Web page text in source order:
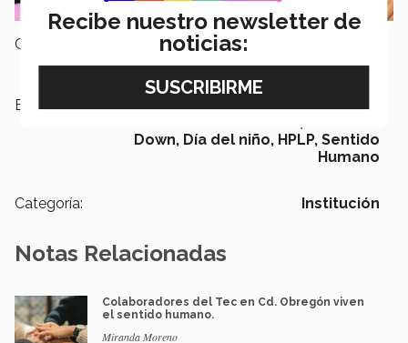
Campus:
Etiquetas: Inclusión, Liderazgo incluyente,
Down, Día del niño, HPLP, Sentido
Humano
Categoría: Institución
Notas Relacionadas
Colaboradores del Tec en Cd. Obregón viven
el sentido humano.
Miranda Moreno
Recibe nuestro newsletter de
noticias: